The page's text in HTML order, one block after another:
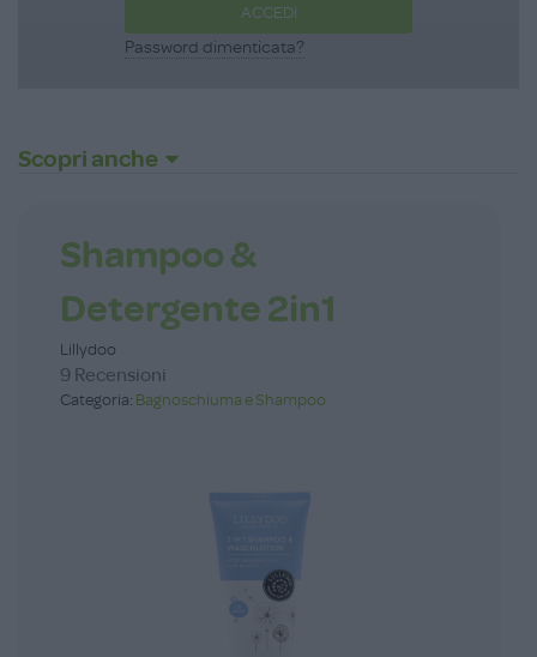
ACCEDI
Password dimenticata?
Scopri anche
Shampoo &
Detergente 2in1
Lillydoo
9 Recensioni
Categoria: Bagnoschiuma e Shampoo